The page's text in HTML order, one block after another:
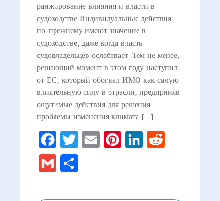
ранжирование влияния и власти в
судоходстве Индивидуальные действия
по-прежнему имеют значение в
судоходстве, даже когда власть
судовладельцев ослабевает. Тем не менее,
решающий момент в этом году наступил
от ЕС, который обогнал ИМО как самую
влиятельную силу в отрасли, предприняв
ощутимые действия для решения
проблемы изменения климата […]
FacebookTwitter Email PinterestLinkedIn
Gmail